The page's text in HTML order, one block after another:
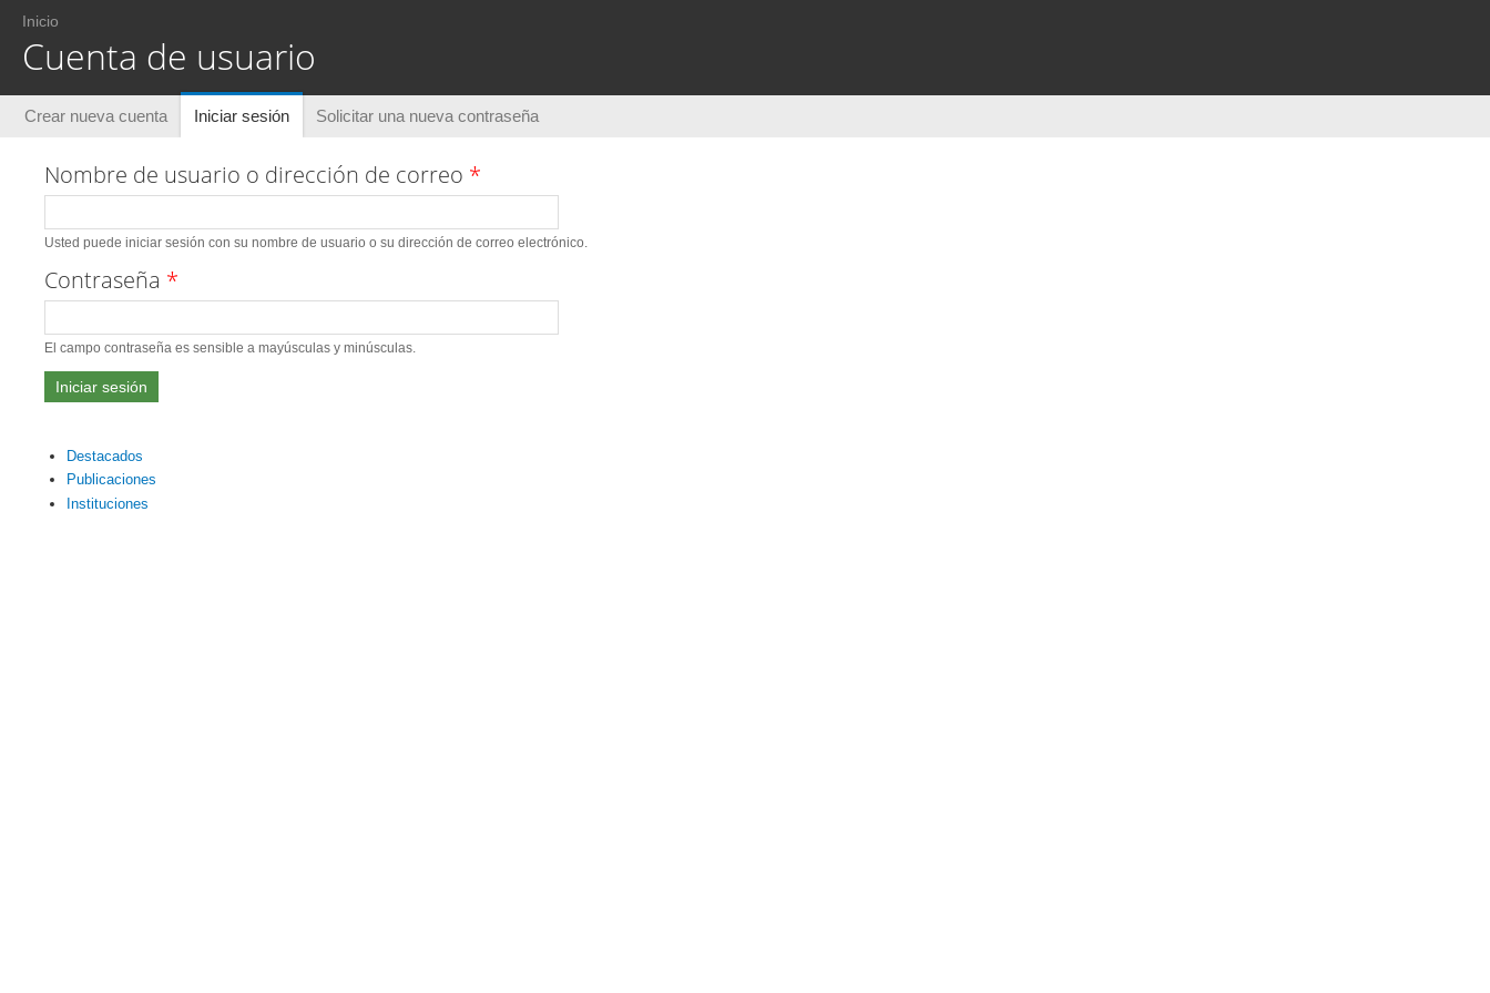
Usted está aquí
Inicio
Cuenta de usuario
Solapas principales
Crear nueva cuenta Iniciar sesión (solapa activa)
Solicitar una nueva contraseña
Nombre de usuario o dirección de correo *
Usted puede iniciar sesión con su nombre de usuario o su dirección de correo electrónico.
Contraseña *
El campo contraseña es sensible a mayúsculas y minúsculas.
Destacados
Publicaciones
Instituciones